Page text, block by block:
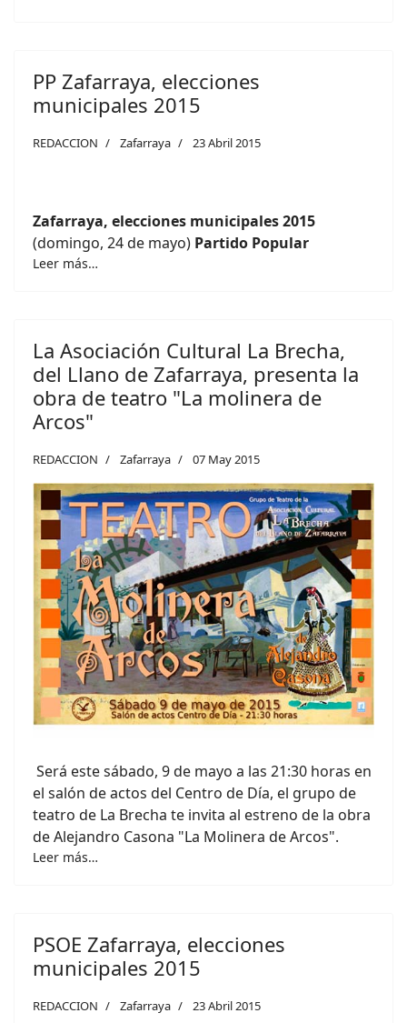
PP Zafarraya, elecciones
municipales 2015
REDACCION Zafarraya 23 Abril 2015
Zafarraya, elecciones municipales 2015
(domingo, 24 de mayo) Partido Popular
Leer más…
La Asociación Cultural La Brecha,
del Llano de Zafarraya, presenta la
obra de teatro "La molinera de
Arcos"
REDACCION Zafarraya 07 May 2015
Será este sábado, 9 de mayo a las 21:30 horas en
el salón de actos del Centro de Día, el grupo de
teatro de La Brecha te invita al estreno de la obra
de Alejandro Casona "La Molinera de Arcos".
Leer más…
PSOE Zafarraya, elecciones
municipales 2015
REDACCION Zafarraya 23 Abril 2015